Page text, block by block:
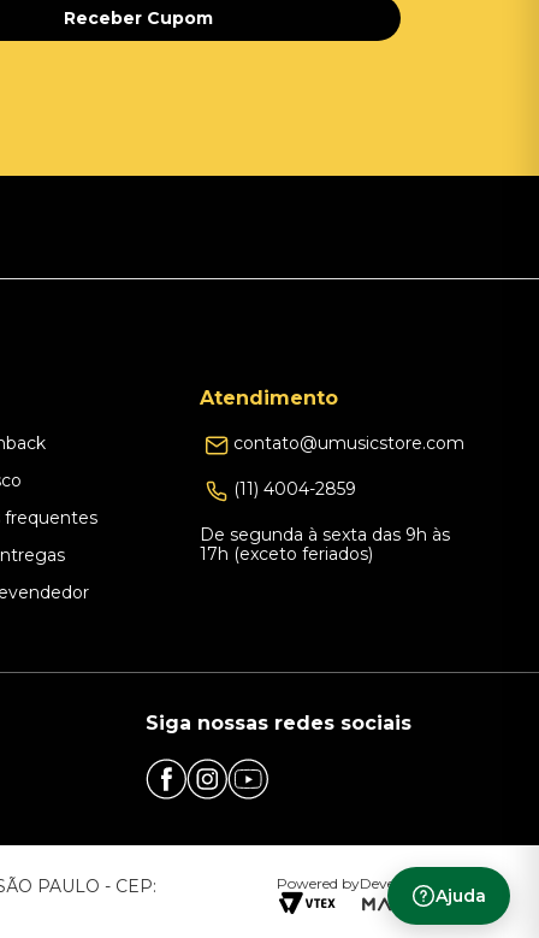
Ajuda
Receber Cupom
frequentes
Atendimento
contato@umusicstore.com
(11) 4004-2859
De segunda à sexta das 9h às
17h (exceto feriados)
Siga nossas redes sociais
PAULO - CEP:
Powered byDeveloped by